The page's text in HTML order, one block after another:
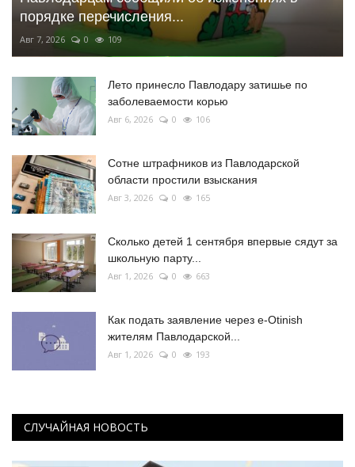
порядке перечисления...
Авг 7, 2026 0 109
Лето принесло Павлодару затишье по
заболеваемости корью
Авг 6, 2026 0 106
Сотне штрафников из Павлодарской
области простили взыскания
Авг 3, 2026 0 165
Сколько детей 1 сентября впервые сядут за
школьную парту...
Авг 1, 2026 0 663
Как подать заявление через e-Otinish
жителям Павлодарской...
Авг 1, 2026 0 193
СЛУЧАЙНАЯ НОВОСТЬ